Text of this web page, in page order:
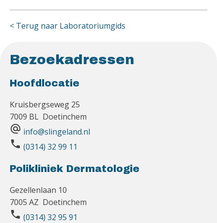
< Terug naar Laboratoriumgids
Bezoekadressen
Hoofdlocatie
Kruisbergseweg 25
7009 BL Doetinchem
alternate_email info@slingeland.nl
phone (0314) 32 99 11
Polikliniek Dermatologie
Gezellenlaan 10
7005 AZ Doetinchem
phone (0314) 32 95 91